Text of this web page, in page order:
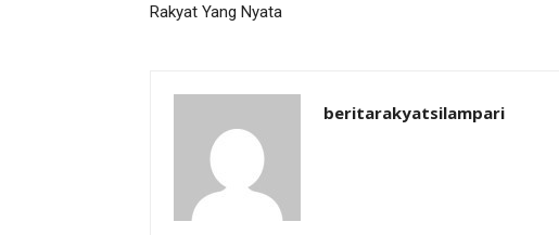
Rakyat Yang Nyata
beritarakyatsilampari